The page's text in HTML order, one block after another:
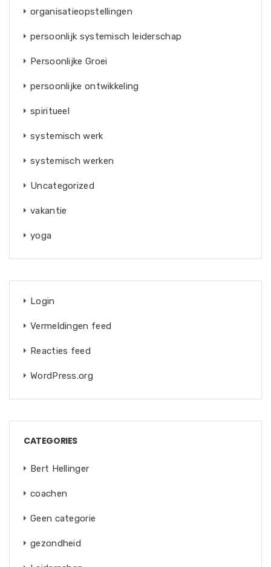
organisatieopstellingen
persoonlijk systemisch leiderschap
Persoonlijke Groei
persoonlijke ontwikkeling
spiritueel
systemisch werk
systemisch werken
Uncategorized
vakantie
yoga
Login
Vermeldingen feed
Reacties feed
WordPress.org
CATEGORIES
Bert Hellinger
coachen
Geen categorie
gezondheid